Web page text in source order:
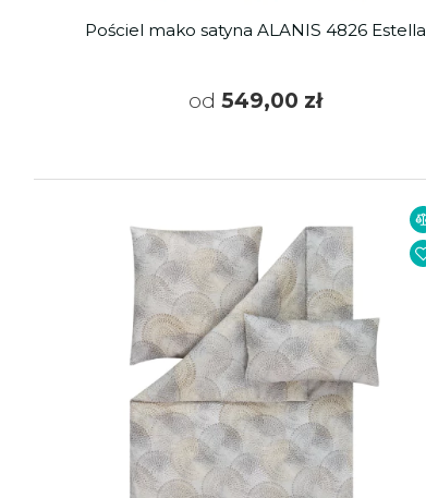
Pościel mako satyna ALANIS 4826 Estella
od 549,00 zł